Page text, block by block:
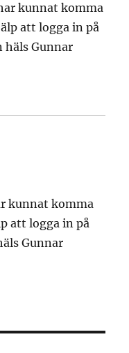
kunnat komma
att logga in på
häls Gunnar
kunnat komma
att logga in på
Gunnar